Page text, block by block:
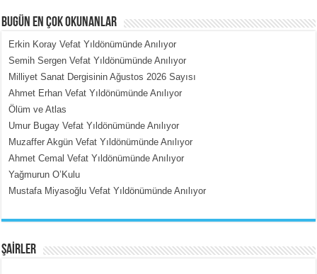
MEHMET ÇOBAN
İçerdeki Put Dışardaki Maskeler...
BUGÜN EN ÇOK OKUNANLAR
Erkin Koray Vefat Yıldönümünde Anılıyor
Semih Sergen Vefat Yıldönümünde Anılıyor
Milliyet Sanat Dergisinin Ağustos 2026 Sayısı
Ahmet Erhan Vefat Yıldönümünde Anılıyor
Ölüm ve Atlas
Umur Bugay Vefat Yıldönümünde Anılıyor
Muzaffer Akgün Vefat Yıldönümünde Anılıyor
Ahmet Cemal Vefat Yıldönümünde Anılıyor
Yağmurun O’Kulu
Mustafa Miyasoğlu Vefat Yıldönümünde Anılıyor
ŞAİRLER